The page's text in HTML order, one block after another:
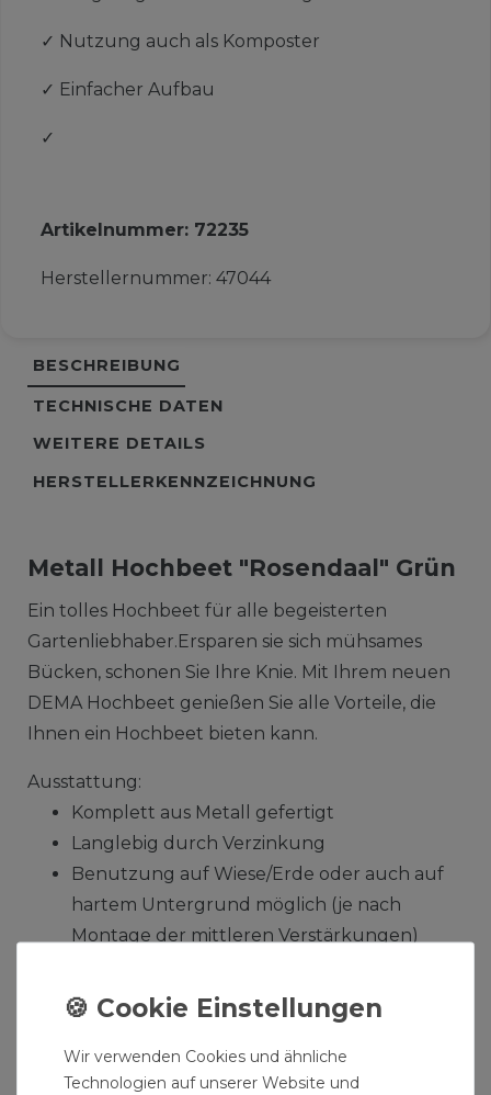
✓ Nutzung auch als Komposter
✓ Einfacher Aufbau
✓
Artikelnummer: 72235
Herstellernummer: 47044
BESCHREIBUNG
TECHNISCHE DATEN
WEITERE DETAILS
HERSTELLERKENNZEICHNUNG
Metall Hochbeet "Rosendaal" Grün
Ein tolles Hochbeet für alle begeisterten
Gartenliebhaber.Ersparen sie sich mühsames
Bücken, schonen Sie Ihre Knie. Mit Ihrem neuen
DEMA Hochbeet genießen Sie alle Vorteile, die
Ihnen ein Hochbeet bieten kann.
Ausstattung:
Komplett aus Metall gefertigt
Langlebig durch Verzinkung
Benutzung auf Wiese/Erde oder auch auf
hartem Untergrund möglich (je nach
Montage der mittleren Verstärkungen)
zerlegt)
Wir verwenden Cookies und ähnliche
Technologien auf unserer Website und